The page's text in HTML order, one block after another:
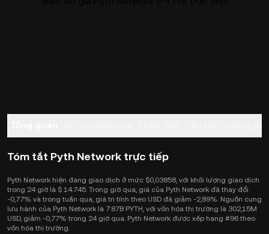
Tóm tắt Pyth Network trực tiếp
Pyth Network hiện đang giao dịch ở mức $0,03858, với khối lượng giao dịch
trong 24 giờ là $ 14.745. Trong giờ qua, giá của Pyth Network đã thay đổi
-0,77% và trong tuần qua, giá trị tính theo USD đã giảm -2,89%. Nguồn cung
lưu hành của Pyth Network là 7.87B PYTH, với vốn hóa thị trường là 302,15M
USD, giảm -0,77% trong 24 giờ qua. Pyth Network được xếp hạng #96 theo
vốn hóa thị trường.